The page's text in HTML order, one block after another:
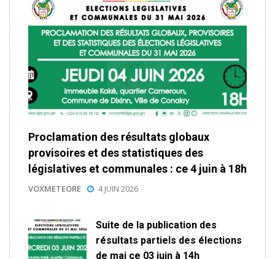
Proclamation des résultats globaux
provisoires et des statistiques des
législatives et communales : ce 4 juin à 18h
VOXMETEORE 4 JUIN 2026
Suite de la publication des
résultats partiels des élections
de mai ce 03 juin à 14h